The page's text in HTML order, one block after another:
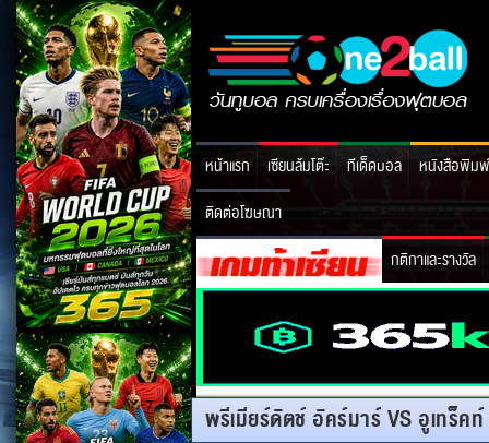
หน้าแรก เซียนล้มโต๊ะ ทีเด็ดบอล
หนังสือพิมพ์
ติดต่อโฆษณา
กติกาและรางวัล
พรีเมียร์ดัตช์ อัคร์มาร์ VS อูเทร็ค